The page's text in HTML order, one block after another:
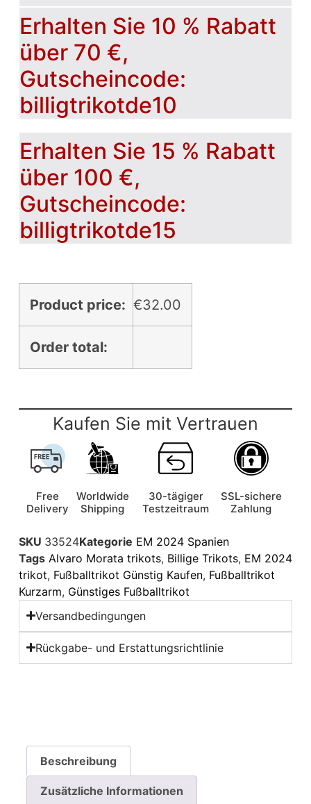
Erhalten Sie 10 % Rabatt
über 70 €,
Gutscheincode:
billigtrikotde10
Erhalten Sie 15 % Rabatt
über 100 €,
Gutscheincode:
billigtrikotde15
Product price: €32.00
Order total:
Kaufen Sie mit Vertrauen
Free
Delivery
Worldwide
Shipping
30-tägiger
Testzeitraum
SSL-sichere
Zahlung
SKU 33524Kategorie EM 2024 Spanien
Tags Alvaro Morata trikots, Billige Trikots, EM 2024
trikot, Fußballtrikot Günstig Kaufen, Fußballtrikot
Kurzarm, Günstiges Fußballtrikot
Versandbedingungen
Rückgabe- und Erstattungsrichtlinie
Beschreibung
Zusätzliche Informationen